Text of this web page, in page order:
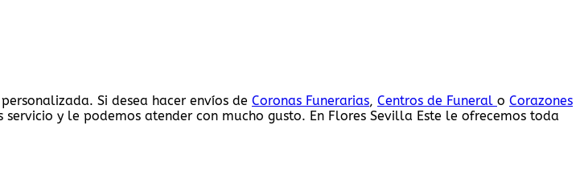
Si desea hacer envíos de Coronas Funerarias, Centros de Funeral o Corazones
y le podemos atender con mucho gusto. En Flores Sevilla Este le ofrecemos toda